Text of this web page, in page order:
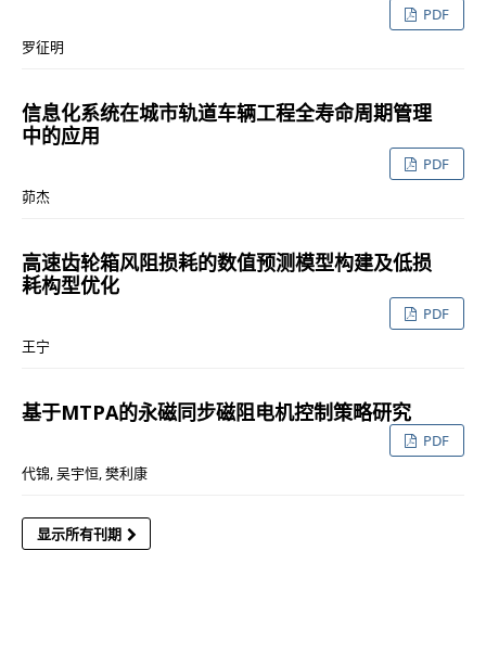
PDF
罗征明
信息化系统在城市轨道车辆工程全寿命周期管理
中的应用
PDF
茆杰
高速齿轮箱风阻损耗的数值预测模型构建及低损
耗构型优化
PDF
王宁
基于MTPA的永磁同步磁阻电机控制策略研究
PDF
代锦, 吴宇恒, 樊利康
显示所有刊期